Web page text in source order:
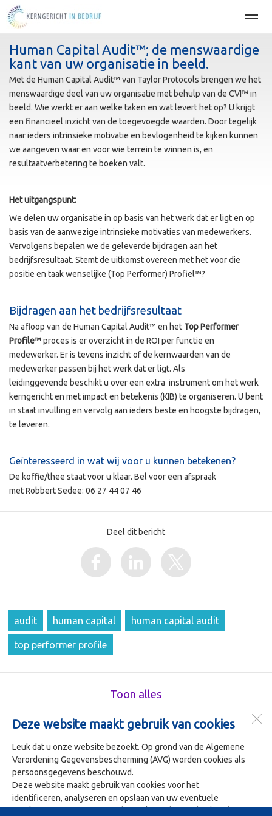
Home BEDRIJFSOPTIMALISATIE PERSOONLIJKE
Home Agenda Nieuws Zoeken
Deze website maakt gebruik van cookies
Leuk dat u onze website bezoekt. Op grond van de Algemene
Verordening Gegevensbescherming (AVG) worden cookies als
persoonsgegevens beschouwd.
Deze website maakt gebruik van cookies voor het
identificeren, analyseren en opslaan van uw eventuele
voorkeuren. Om onze site te bezoeken is het nodig dat u het
Human Capital Audit™; de menswaardige
kant van uw organisatie in beeld.
Met de Human Capital Audit™ van Taylor Protocols brengen we het
menswaardige deel van uw organisatie met behulp van de CVI™ in
beeld. Wie werkt er aan welke taken en wat levert het op? U krijgt
een financieel inzicht van de toegevoegde waarden. Door tegelijk
naar ieders intrinsieke motivatie en bevlogenheid te kijken kunnen
we aangeven waar en voor wie terrein te winnen is, en
resultaatverbetering te boeken valt.
Het uitgangspunt:
We delen uw organisatie in op basis van het werk dat er ligt en op
basis van de aanwezige intrinsieke motivaties van medewerkers.
Vervolgens bepalen we de geleverde bijdragen aan het
bedrijfsresultaat. Stemt de uitkomst overeen met het voor die
positie en taak wenselijke (Top Performer) Profiel™?
Bijdragen aan het bedrijfsresultaat
Na afloop van de Human Capital Audit™ en het Top Performer
Profile™proces is er overzicht in de ROI per functie en
medewerker. Er is tevens inzicht of de kernwaarden van de
medewerker passen bij het werk dat er ligt. Als
leidinggevende beschikt u over een extra instrument om het werk
kerngericht en met impact en betekenis (KIB) te organiseren. U bent
in staat invulling en vervolg aan ieders beste en hoogste bijdragen,
te leveren.
Geïnteresseerd in wat wij voor u kunnen betekenen?
De koffie/thee staat voor u klaar. Bel voor een afspraak
met Robbert Sedee: 06 27 44 07 46
Deel dit bericht
audit human capital human capital audit
top performer profile
Toon alles
Beursplein 37
3011 AA Rotterdam (P.O.Box 30223 3001 DE)
Open desktopversie